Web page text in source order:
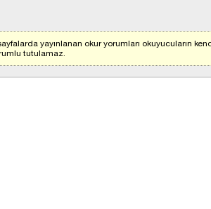
yayınlanan okur yorumları okuyucuların
tutulamaz.